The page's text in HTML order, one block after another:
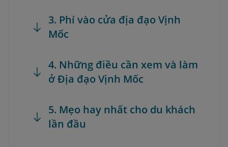
3. Phí vào cửa địa đạo Vịnh
Mốc
4. Những điều cần xem và làm
ở Địa đạo Vịnh Mốc
5. Mẹo hay nhất cho du khách
lần đầu